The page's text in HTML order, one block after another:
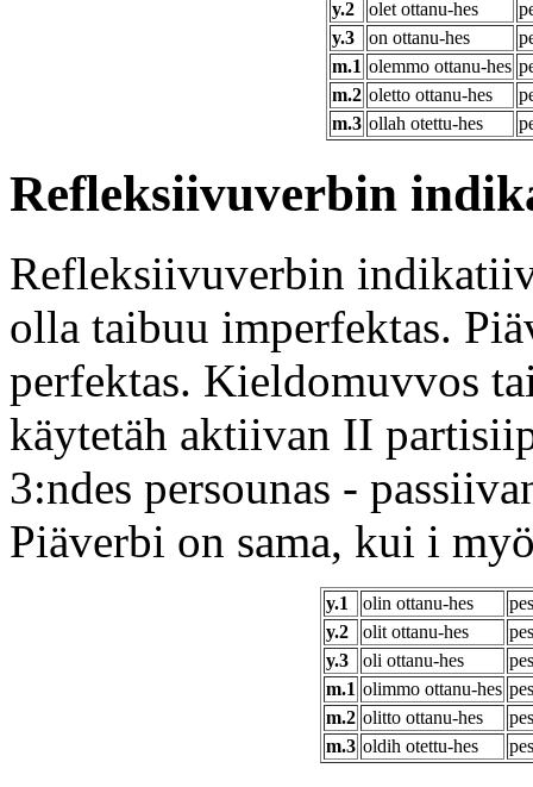
y.2
olet ottanu-hes
y.3
on ottanu-hes
m.1 olemmo ottanu-hes
m.2 oletto ottanu-hes
m.3 ollah otettu-hes
Refleksiivuverbin
Refleksiivuverbin
olla taibuu imperfektas.
perfektas. Kieldomuvvos
käytetäh aktiivan II
3:ndes persounas -
Piäverbi on sama, kui i
y.1 olin ottanu-hes
y.2
olit ottanu-hes
y.3
oli ottanu-hes
m.1 olimmo ottanu-hes
m.2 olitto ottanu-hes
m.3 oldih otettu-hes